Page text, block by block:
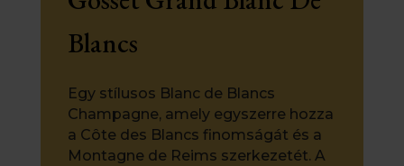
Blancs
Egy stílusos Blanc de Blancs
Champagne, amely egyszerre hozza
a Côte des Blancs finomságát és a
Montagne de Reims szerkezetét. A